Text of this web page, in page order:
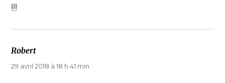
!!!
Robert
29 avril 2018 à 18 h 41 min